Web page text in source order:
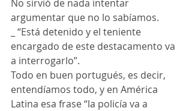
No sirvió de nada intentar
argumentar que no lo sabíamos.
_ “Está detenido y el teniente
encargado de este destacamento va
a interrogarlo”.
Todo en buen portugués, es decir,
entendíamos todo, y en América
Latina esa frase “la policía va a